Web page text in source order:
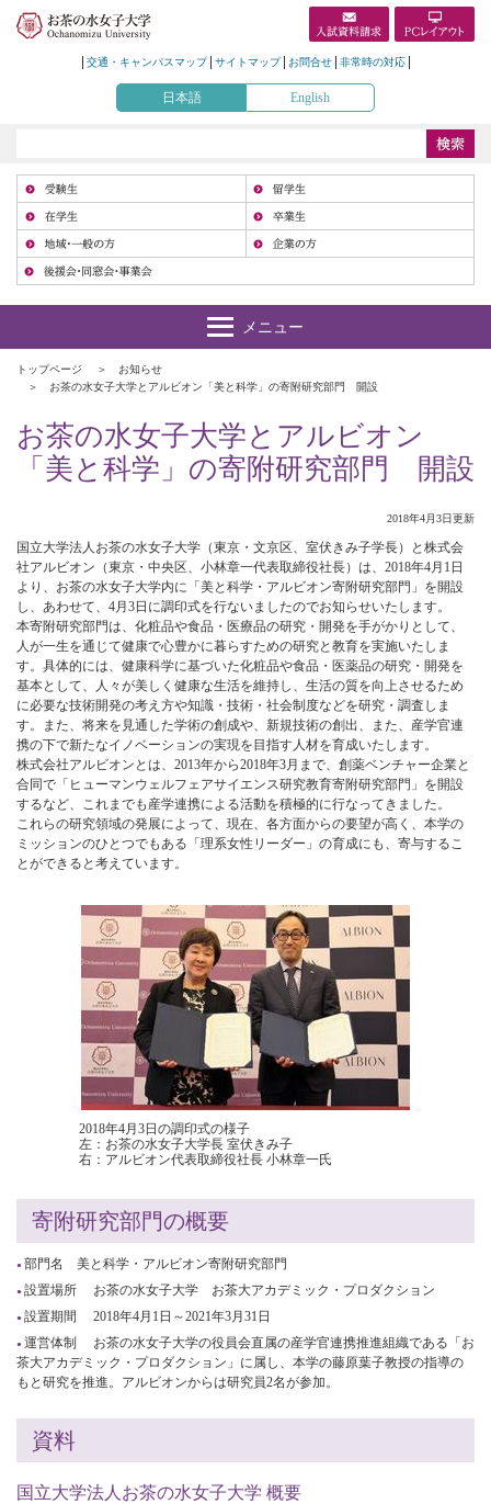
交通・キャンパスマップ サイトマップ お問合せ 非常時の対応
日本語 English
トップページ
お知らせ
お茶の水女子大学とアルビオン「美と科学」の寄附研究部門 開設
お茶の水女子大学とアルビオン
「美と科学」の寄附研究部門 開設
2018年4月3日更新
国立大学法人お茶の水女子大学（東京・文京区、室伏きみ子学長）と株式会
社アルビオン（東京・中央区、小林章一代表取締役社長）は、2018年4月1日
より、お茶の水女子大学内に「美と科学・アルビオン寄附研究部門」を開設
し、あわせて、4月3日に調印式を行ないましたのでお知らせいたします。
本寄附研究部門は、化粧品や食品・医療品の研究・開発を手がかりとして、
人が一生を通じて健康で心豊かに暮らすための研究と教育を実施いたしま
す。具体的には、健康科学に基づいた化粧品や食品・医薬品の研究・開発を
基本として、人々が美しく健康な生活を維持し、生活の質を向上させるため
に必要な技術開発の考え方や知識・技術・社会制度などを研究・調査しま
す。また、将来を見通した学術の創成や、新規技術の創出、また、産学官連
携の下で新たなイノベーションの実現を目指す人材を育成いたします。
株式会社アルビオンとは、2013年から2018年3月まで、創薬ベンチャー企業と
合同で「ヒューマンウェルフェアサイエンス研究教育寄附研究部門」を開設
するなど、これまでも産学連携による活動を積極的に行なってきました。
これらの研究領域の発展によって、現在、各方面からの要望が高く、本学の
ミッションのひとつでもある「理系女性リーダー」の育成にも、寄与するこ
とができると考えています。
2018年4月3日の調印式の様子
左：お茶の水女子大学長 室伏きみ子
右：アルビオン代表取締役社長 小林章一氏
寄附研究部門の概要
部門名 美と科学・アルビオン寄附研究部門
設置場所 お茶の水女子大学 お茶大アカデミック・プロダクション
設置期間 2018年4月1日～2021年3月31日
運営体制 お茶の水女子大学の役員会直属の産学官連携推進組織である「お
茶大アカデミック・プロダクション」に属し、本学の藤原葉子教授の指導の
もと研究を推進。アルビオンからは研究員2名が参加。
資料
国立大学法人お茶の水女子大学 概要